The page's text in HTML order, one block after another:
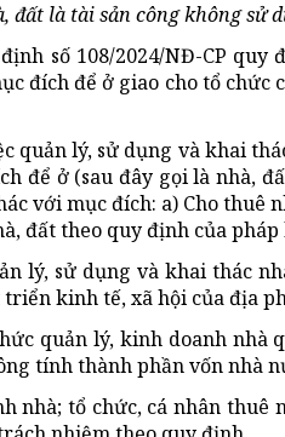
đất là tài sản công không sử
số 108/2024/NĐ-CP
đích để ở giao cho tổ
quản lý, sử dụng và khai
để ở (sau đây gọi là nhà,
với mục đích: a) Cho thuê
đất theo quy định của pháp
lý, sử dụng và khai thác
kinh tế, xã hội của địa
quản lý, kinh doanh
tính thành phần vốn nhà
nhà; tổ chức, cá nhân